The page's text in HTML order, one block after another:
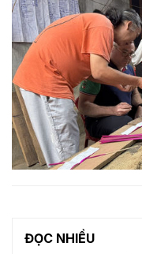
ĐỌC NHIỀU